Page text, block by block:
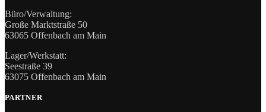
Büro/Verwaltung:
Große Marktstraße 50
63065 Offenbach am Main
Lager/Werkstatt:
Seestraße 39
63075 Offenbach am Main
PARTNER